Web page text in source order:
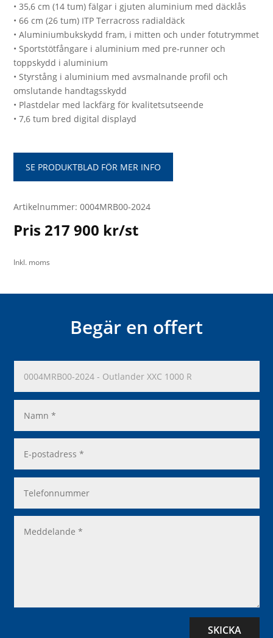
• 35,6 cm (14 tum) fälgar i gjuten aluminium med däcklås
• 66 cm (26 tum) ITP Terracross radialdäck
• Aluminiumbukskydd fram, i mitten och under fotutrymmet
• Sportstötfångare i aluminium med pre-runner och
toppskydd i aluminium
• Styrstång i aluminium med avsmalnande profil och
omslutande handtagsskydd
• Plastdelar med lackfärg för kvalitetsutseende
• 7,6 tum bred digital displayd
SE PRODUKTBLAD FÖR MER INFO
Artikelnummer: 0004MRB00-2024
Pris 217 900 kr/st
Inkl. moms
Begär en offert
SKICKA